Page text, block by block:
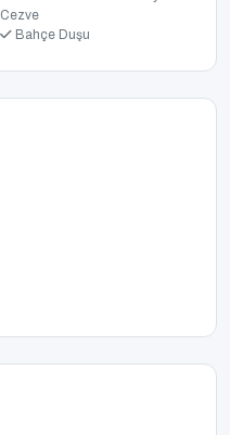
Cezve
Bahçe Duşu